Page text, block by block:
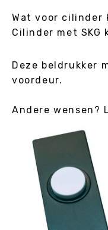
Wat voor cilinder
Cilinder met SKG
Deze beldrukker
voordeur.
Andere wensen?